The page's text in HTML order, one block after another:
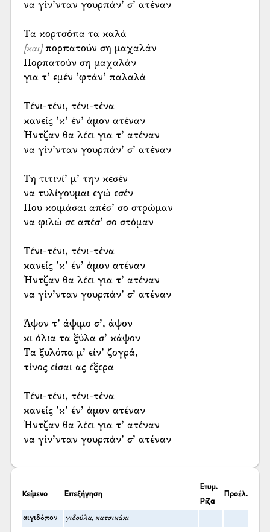
να γίν’νταν γουρπάν’ σ’ ατέναν
[και]πορπατούν ση μαχαλάν
Πορπατούν ση μαχαλάν
για τ’ εμέν ’φτάν’ παλαλά
Τένι-τένι, τένι-τένα
κανείς ’κ’ έν’ άμον ατέναν
Ήντζαν θα λέει για τ’ ατέναν
να γίν’νταν γουρπάν’ σ’ ατέναν
Τη τιτινί’ μ’ την κεσέν
να τυλίγουμαι εγώ εσέν
Που κοιμάσαι απέσ’ σο στρώμαν
να φιλώ σε απέσ’ σο στόμαν
Τένι-τένι, τένι-τένα
κανείς ’κ’ έν’ άμον ατέναν
Ήντζαν θα λέει για τ’ ατέναν
να γίν’νταν γουρπάν’ σ’ ατέναν
Άψον τ’ άψιμο σ’, άψον
κι όλια τα ξύλα σ’ κάψον
Τα ξυλόπα μ’ είν’ ζογρά,
τίνος είσαι ας έξερα
Τένι-τένι, τένι-τένα
κανείς ’κ’ έν’ άμον ατέναν
Ήντζαν θα λέει για τ’ ατέναν
να γίν’νταν γουρπάν’ σ’ ατέναν
Κείμενο Επεξήγηση
Ετυμ.
Ρίζα
Προέλ.
αιγιδόπον γιδούλα, κατσικάκι